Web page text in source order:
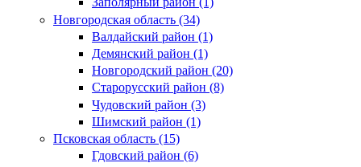
Новгородская область (34)
Валдайский район (1)
Демянский район (1)
Новгородский район (20)
Старорусский район (8)
Чудовский район (3)
Шимский район (1)
Псковская область (15)
Гдовский район (6)